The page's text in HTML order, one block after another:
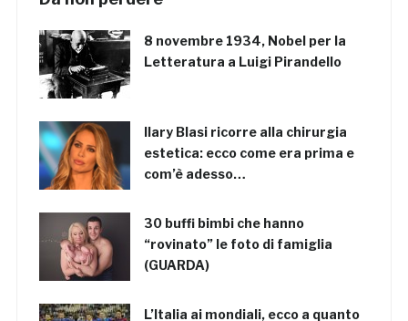
8 novembre 1934, Nobel per la
Letteratura a Luigi Pirandello
Ilary Blasi ricorre alla chirurgia
estetica: ecco come era prima e
com’è adesso…
30 buffi bimbi che hanno
“rovinato” le foto di famiglia
(GUARDA)
L’Italia ai mondiali, ecco a quanto